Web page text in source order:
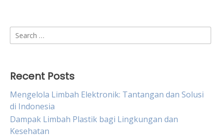
Search
for:
Recent Posts
Mengelola Limbah Elektronik: Tantangan dan Solusi
di Indonesia
Dampak Limbah Plastik bagi Lingkungan dan
Kesehatan